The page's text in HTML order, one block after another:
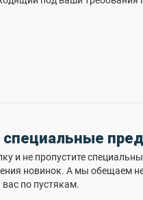
специальные
и не пропустите
новинок. А мы обещаем
по пустякам.